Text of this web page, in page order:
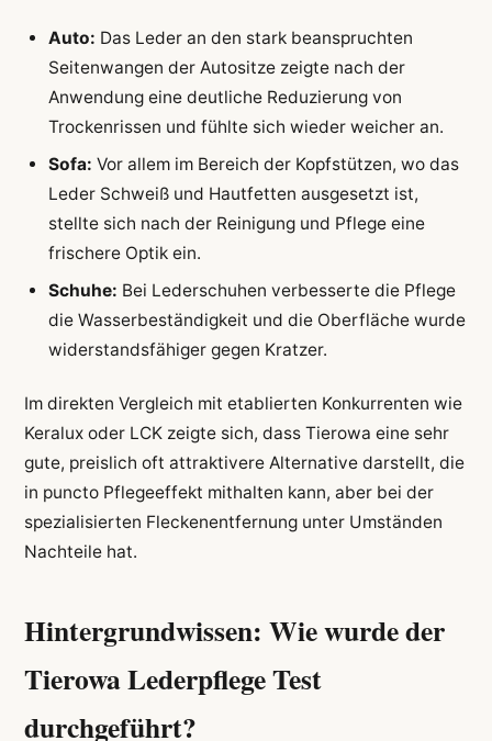
Auto: Das Leder an den stark beanspruchten
Seitenwangen der Autositze zeigte nach der
Anwendung eine deutliche Reduzierung von
Trockenrissen und fühlte sich wieder weicher an.
Sofa: Vor allem im Bereich der Kopfstützen, wo das
Leder Schweiß und Hautfetten ausgesetzt ist,
stellte sich nach der Reinigung und Pflege eine
frischere Optik ein.
Schuhe: Bei Lederschuhen verbesserte die Pflege
die Wasserbeständigkeit und die Oberfläche wurde
widerstandsfähiger gegen Kratzer.
Im direkten Vergleich mit etablierten Konkurrenten wie
Keralux oder LCK zeigte sich, dass Tierowa eine sehr
gute, preislich oft attraktivere Alternative darstellt, die
in puncto Pflegeeffekt mithalten kann, aber bei der
spezialisierten Fleckenentfernung unter Umständen
Nachteile hat.
Hintergrundwissen: Wie wurde der
Tierowa Lederpflege Test
durchgeführt?